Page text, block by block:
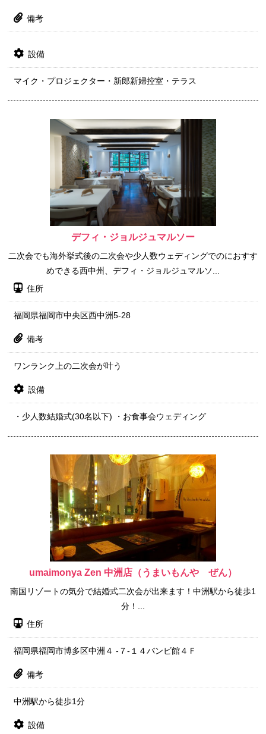
備考
設備
マイク・プロジェクター・新郎新婦控室・テラス
デフィ・ジョルジュマルソー
二次会でも海外挙式後の二次会や少人数ウェディングでのにおすす
めできる西中州、デフィ・ジョルジュマルソ...
住所
福岡県福岡市中央区西中洲5-28
備考
ワンランク上の二次会が叶う
設備
・少人数結婚式(30名以下) ・お食事会ウェディング
umaimonya Zen 中洲店（うまいもんや ぜん）
南国リゾートの気分で結婚式二次会が出来ます！中洲駅から徒歩1
分！...
住所
福岡県福岡市博多区中洲４ -７-１４バンビ館４Ｆ
備考
中洲駅から徒歩1分
設備